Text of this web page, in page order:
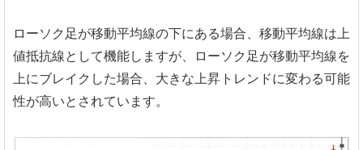
ローソク足が移動平均線の下にある場合、移動平均線は上
値抵抗線として機能しますが、ローソク足が移動平均線を
上にブレイクした場合、大きな上昇トレンドに変わる可能
性が高いとされています。